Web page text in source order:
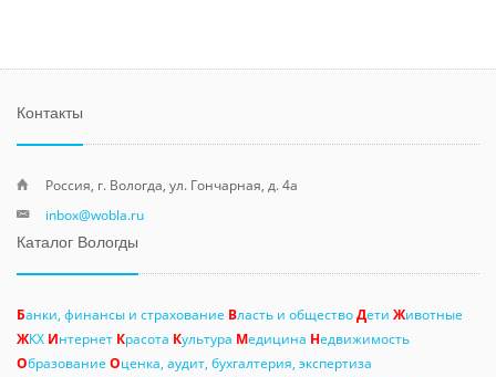
Контакты
Россия, г. Вологда, ул. Гончарная, д. 4а
inbox@wobla.ru
Каталог Вологды
Банки, финансы и страхование Власть и обществоДети Животные
ЖКХ Интернет Красота Культура Медицина Недвижимость
Образование Оценка, аудит, бухгалтерия, экспертиза